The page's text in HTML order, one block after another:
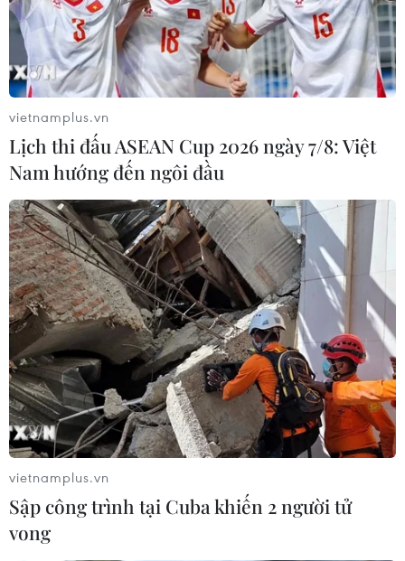
vietnamplus.vn
Lịch thi đấu ASEAN Cup 2026 ngày 7/8: Việt
Nam hướng đến ngôi đầu
vietnamplus.vn
Sập công trình tại Cuba khiến 2 người tử
vong